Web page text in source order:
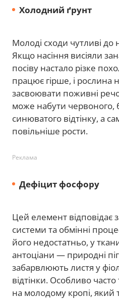
Холодний ґрунт
Молоді сходи чутливі
Якщо насіння висіяли
посіву настало різке
працює гірше, і
засвоювати поживні
може набути червоного,
синюватого відтінку, а
повільніше рости.
Реклама
Дефіцит фосфору
Цей елемент відповідає
системи та обмінні
його недостатньо, у
антоціани — природні
забарвлюють листя у
відтінки. Особливо
на молодому кропі, який